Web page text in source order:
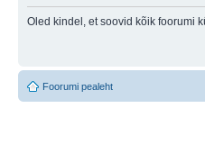
Oled kindel, et soovid kõik foorumi
Foorumi pealeht